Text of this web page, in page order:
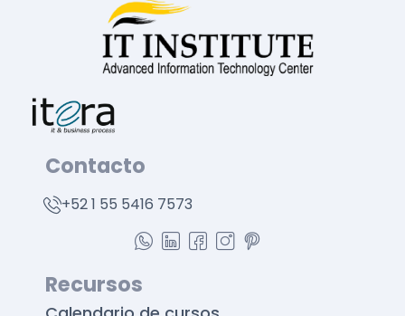
Contacto
+52 1 55 5416 7573
Recursos